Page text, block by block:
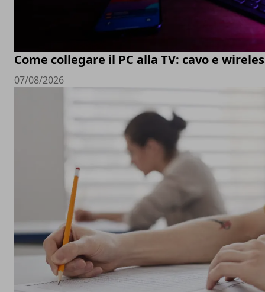
Come collegare il PC alla TV: cavo e
07/08/2026